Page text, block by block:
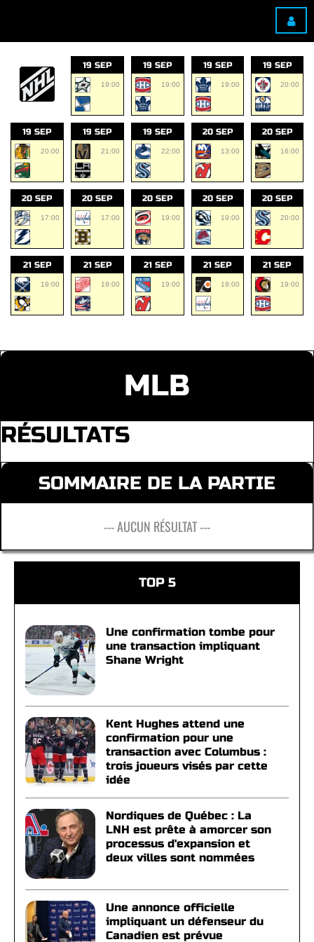
19 SEP
19:00
19 SEP
19:00
19 SEP
19:00
19 SEP
20:00
19 SEP
20:00
19 SEP
21:00
19 SEP
22:00
20 SEP
13:00
20 SEP
16:00
20 SEP
17:00
20 SEP
17:00
20 SEP
19:00
20 SEP
19:00
20 SEP
20:00
21 SEP
19:00
21 SEP
19:00
21 SEP
19:00
21 SEP
19:00
21 SEP
19:00
MLB
RÉSULTATS
SOMMAIRE DE LA PARTIE
--- AUCUN RÉSULTAT ---
TOP 5
Une confirmation tombe pour
une transaction impliquant
Shane Wright
Kent Hughes attend une
confirmation pour une
transaction avec Columbus :
trois joueurs visés par cette
idée
Nordiques de Québec : La
LNH est prête à amorcer son
processus d'expansion et
deux villes sont nommées
Une annonce officielle
impliquant un défenseur du
Canadien est prévue